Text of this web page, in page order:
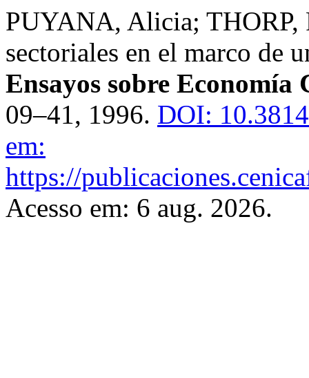
PUYANA, Alicia; THORP,
sectoriales en el marco de
Ensayos sobre Economía
09–41, 1996. DOI:
em:
https://
Acesso em: 6 aug. 2026.